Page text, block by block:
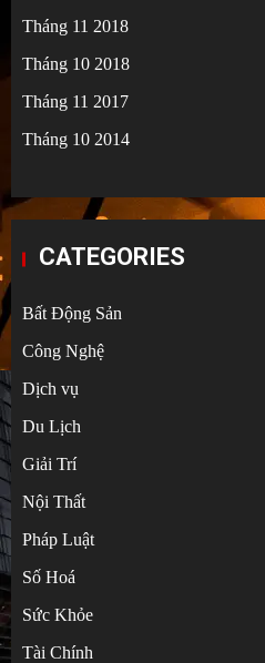
Tháng 11 2018
Tháng 10 2018
Tháng 11 2017
Tháng 10 2014
CATEGORIES
Bất Động Sản
Công Nghệ
Dịch vụ
Du Lịch
Giải Trí
Nội Thất
Pháp Luật
Số Hoá
Sức Khỏe
Tài Chính